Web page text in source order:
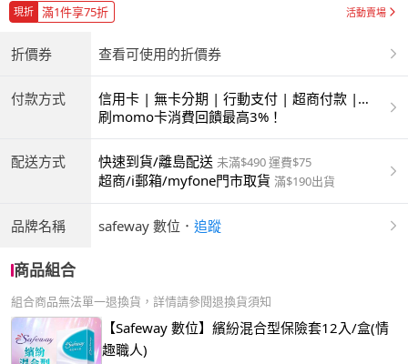
現折 滿1件享75折 活動賣場
折價券 查看可使用的折價券
付款方式
信用卡 | 無卡分期 | 行動支付 | 超商付款 |
ATM | 銀聯卡
刷momo卡消費回饋最高3%！
配送方式 快速到貨/離島配送 未滿$490 運費$75
超商/i郵箱/myfone門市取貨 滿$190出貨
品牌名稱 safeway 數位 ． 追蹤
商品組合
組合商品無法單一退換貨，詳情請參閱退換貨須知
【Safeway 數位】繽紛混合型保險套12入/盒(情
趣職人)